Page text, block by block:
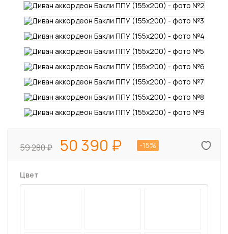
59 280 50 390 -15%
Цвет